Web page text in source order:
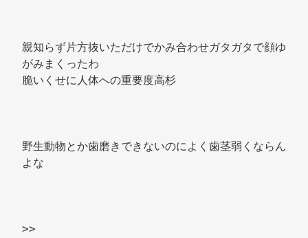
親知らず片方抜いただけでかみ合わせガタガタで顔ゆ
がみまくったわ
脆いくせに人体への重要度高杉
野生動物とか歯磨きできないのによく歯茎弱くならん
よな
>>